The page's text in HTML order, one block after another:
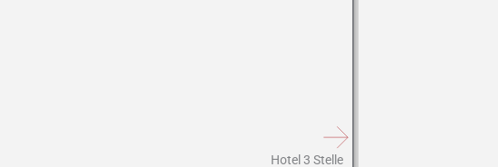
Hotel 3 Stelle